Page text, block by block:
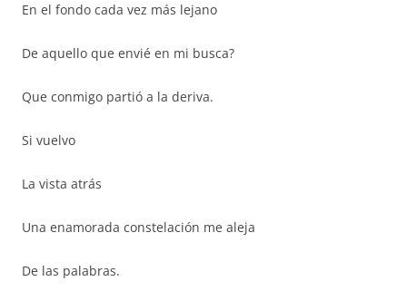
En el fondo cada vez más lejano
De aquello que envié en mi busca?
Que conmigo partió a la deriva.
Si vuelvo
La vista atrás
Una enamorada constelación me aleja
De las palabras.